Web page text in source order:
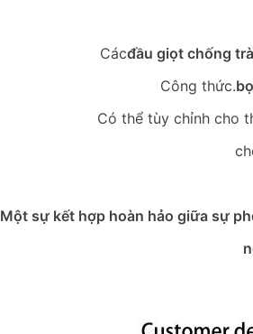
Cácđầu giọt chống
Công thức.
Có thể tùy chỉnh cho
Một sự kết hợp hoàn hảo giữa sự